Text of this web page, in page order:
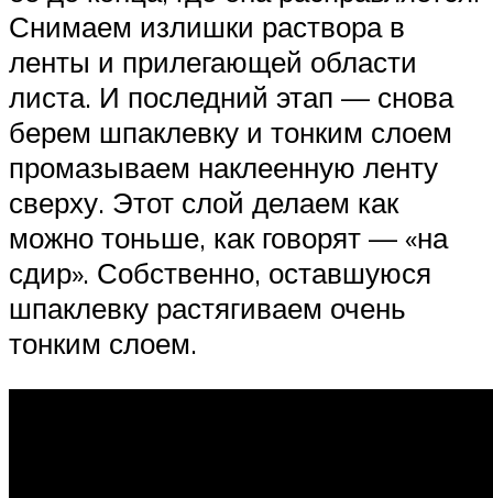
Снимаем излишки раствора в
ленты и прилегающей области
листа. И последний этап — снова
берем шпаклевку и тонким слоем
промазываем наклеенную ленту
сверху. Этот слой делаем как
можно тоньше, как говорят — «на
сдир». Собственно, оставшуюся
шпаклевку растягиваем очень
тонким слоем.